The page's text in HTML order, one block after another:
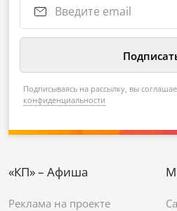
Подписываясь на рассылку, вы
конфиденциальности
«КП» – Афиша
Реклама на проекте